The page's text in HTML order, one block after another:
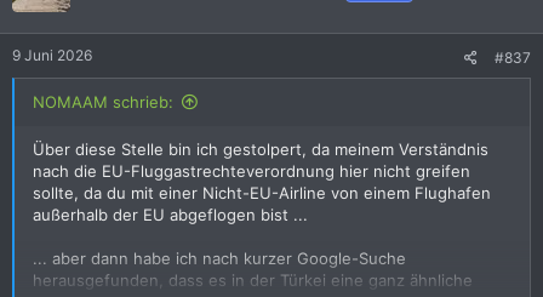
9 Juni 2026 #837
NOMAAM schrieb:
Über diese Stelle bin ich gestolpert, da meinem Verständnis
nach die EU-Fluggastrechteverordnung hier nicht greifen
sollte, da du mit einer Nicht-EU-Airline von einem Flughafen
außerhalb der EU abgeflogen bist ...
... aber dann habe ich nach kurzer Google-Suche
herausgefunden, dass es in der Türkei eine ganz ähnliche